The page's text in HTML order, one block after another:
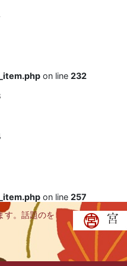
on line 232
on line 257
す。話題のを